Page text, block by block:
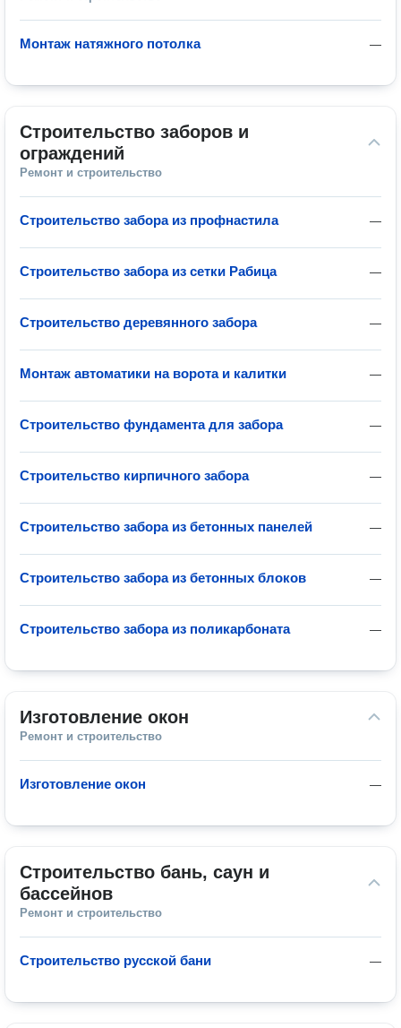
—
Монтаж натяжного потолка
Строительство заборов и
ограждений
Ремонт и строительство
—
Строительство забора из профнастила
—
Строительство забора из сетки Рабица
—
Строительство деревянного забора
—
Монтаж автоматики на ворота и калитки
—
Строительство фундамента для забора
—
Строительство кирпичного забора
—
Строительство забора из бетонных панелей
—
Строительство забора из бетонных блоков
—
Строительство забора из поликарбоната
Изготовление окон
Ремонт и строительство
—
Изготовление окон
Строительство бань, саун и
бассейнов
Ремонт и строительство
—
Строительство русской бани